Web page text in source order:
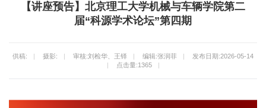
【讲座预告】北京理工大学机械与车辆学院第二
届“科源学术论坛”第四期
供稿: | 摄影: | 审核:刘检华、王铎 | 编辑:张润菲 |
发布日期:2026-05-14
|
点击量:1365 |